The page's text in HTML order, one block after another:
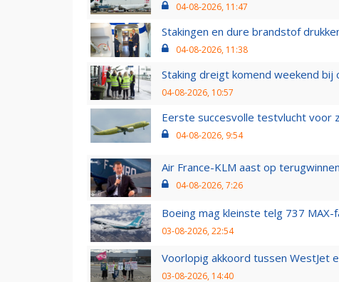
04-08-2026, 11:47
Stakingen en dure brandstof
04-08-2026, 11:38
Staking dreigt komend weekend bij
04-08-2026, 10:57
Eerste succesvolle testvlucht voor
04-08-2026, 9:54
Air France-KLM aast op
04-08-2026, 7:26
Boeing mag kleinste telg 737 MAX-
03-08-2026, 22:54
Voorlopig akkoord tussen WestJet
03-08-2026, 14:40